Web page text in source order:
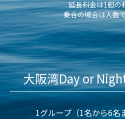
延長料金は1艇の
乗合の場合は人数
大阪湾Day or
1グループ（1名から6名